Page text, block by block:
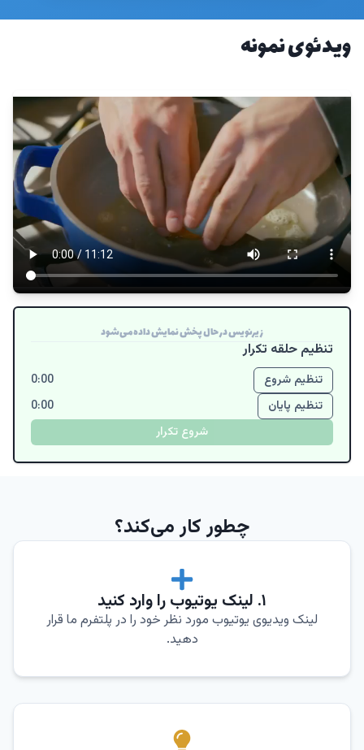
ویدئوی نمونه
زیرنویس در حال پخش نمایش داده می‌شود
تنظیم حلقه تکرار
تنظیم شروع
0:00
تنظیم پایان
0:00
شروع تکرار
چطور کار می‌کند؟
۱. لینک یوتیوب را وارد کنید
لینک ویدیوی یوتیوب مورد نظر خود را در پلتفرم ما قرار
دهید.